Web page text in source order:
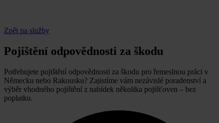
Zpět na služby
Pojištění odpovědnosti za škodu
Potřebujete pojištění odpovědnosti za škodu pro řemeslnou práci v
Německu nebo Rakousku? Zajistíme vám nezávislé poradenství a
výběr vhodného pojištění z nabídek několika pojišťoven – bez
poplatku.